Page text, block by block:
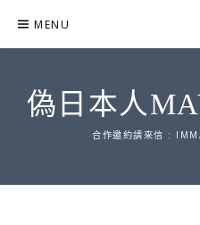
content
MENU
偽日本人
合作邀約請來信 :